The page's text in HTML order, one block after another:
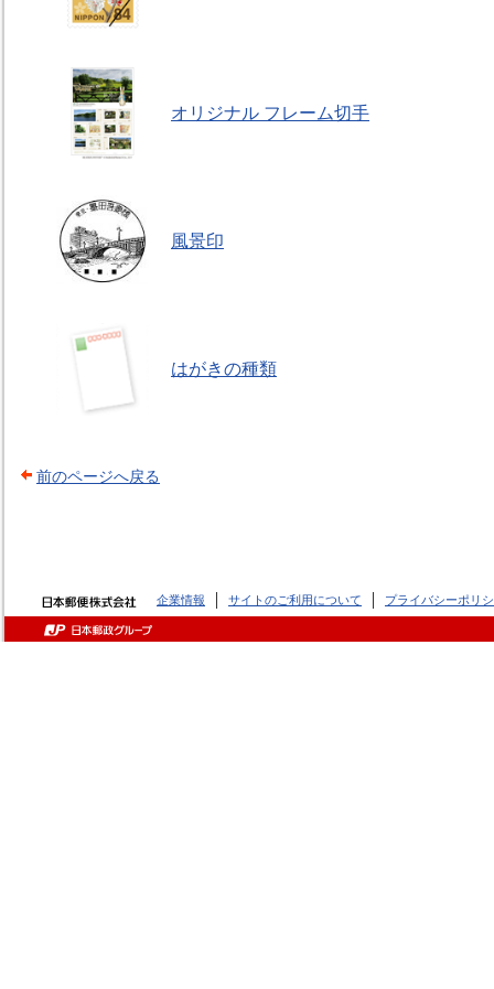
オリジナル フレーム切手
風景印
はがきの種類
前のページへ戻る
企業情報 サイトのご利用について プライバシーポリ